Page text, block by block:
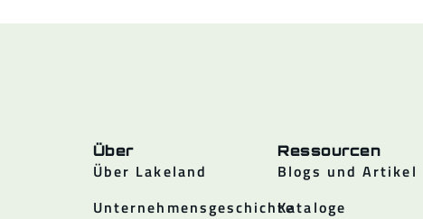
Über
Über Lakeland
Unternehmensgeschichte
Ressourcen
Blogs und Artikel
Kataloge